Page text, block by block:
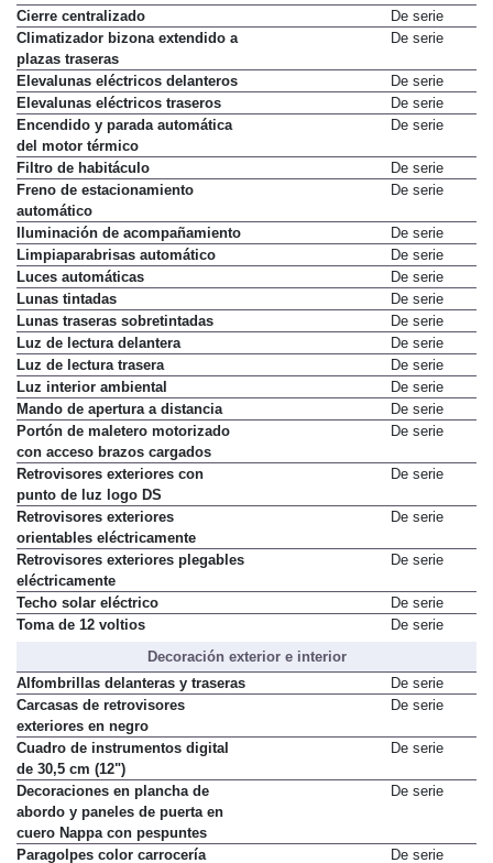
Asientos delanteros ventilados
De serie
Cierre centralizado
De serie
Climatizador bizona extendido a
plazas traseras
Elevalunas eléctricos delanteros
De serie
Elevalunas eléctricos traseros
De serie
Encendido y parada automática
del motor térmico
Filtro de habitáculo
De serie
Freno de estacionamiento
automático
Iluminación de acompañamiento
De serie
Limpiaparabrisas automático
De serie
Luces automáticas
De serie
Lunas tintadas
De serie
Lunas traseras sobretintadas
De serie
Luz de lectura delantera
De serie
Luz de lectura trasera
De serie
Luz interior ambiental
De serie
Mando de apertura a distancia
De serie
Portón de maletero motorizado
con acceso brazos cargados
Retrovisores exteriores con
punto de luz logo DS
Retrovisores exteriores
orientables eléctricamente
Retrovisores exteriores plegables
eléctricamente
Techo solar eléctrico
De serie
Decoración exterior e interior
Alfombrillas delanteras y traseras
De serie
Carcasas de retrovisores
exteriores en negro
Cuadro de instrumentos digital
de 30,5 cm (12")
Decoraciones en plancha de
abordo y paneles de puerta en
cuero Nappa con pespuntes